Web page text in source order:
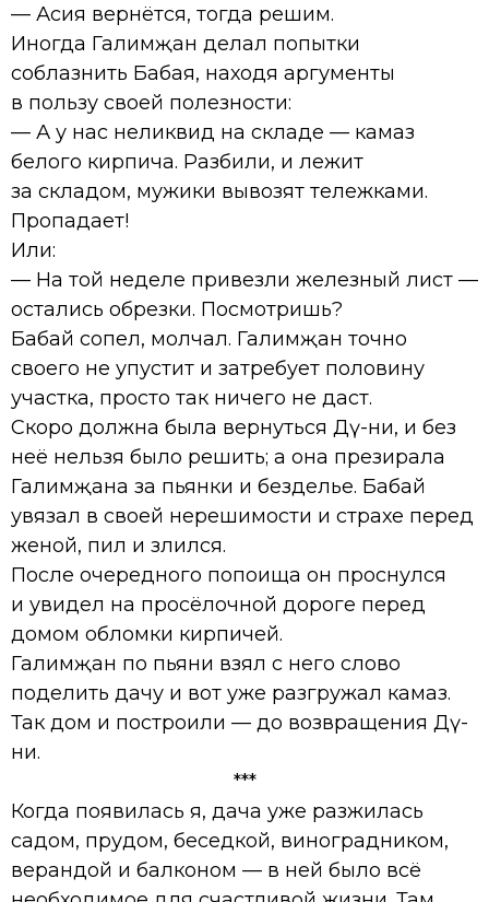
— Асия вернётся, тогда решим.
Иногда Галимҗан делал попытки
соблазнить Бабая, находя аргументы
в пользу своей полезности:
— А у нас неликвид на складе — камаз
белого кирпича. Разбили, и лежит
за складом, мужики вывозят тележками.
Пропадает!
Или:
— На той неделе привезли железный лист —
остались обрезки. Посмотришь?
Бабай сопел, молчал. Галимҗан точно
своего не упустит и затребует половину
участка, просто так ничего не даст.
Скоро должна была вернуться Дәү-әни, и без
неё нельзя было решить; а она презирала
Галимҗана за пьянки и безделье. Бабай
увязал в своей нерешимости и страхе перед
женой, пил и злился.
После очередного попоища он проснулся
и увидел на просёлочной дороге перед
домом обломки кирпичей.
Галимҗан по пьяни взял с него слово
поделить дачу и вот уже разгружал камаз.
Так дом и построили — до возвращения Дәү-
әни.
***
Когда появилась я, дача уже разжилась
садом, прудом, беседкой, виноградником,
верандой и балконом — в ней было всё